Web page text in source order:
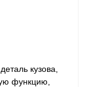
кузова,
функцию,